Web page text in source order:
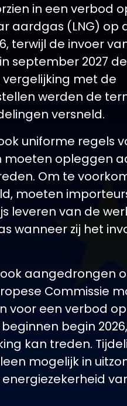
in een verbod
aardgas (LNG) op
terwijl de invoer
september 2027
met de
werden de
versneld.
uniforme regels
moeten opleggen
Om te
moeten
leveren van de
wanneer zij het
aangedrongen
Commissie
voor een verbod
beginnen begin
kan treden.
mogelijk in